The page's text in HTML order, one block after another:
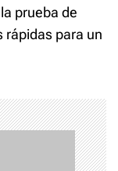
prueba de
rápidas para un